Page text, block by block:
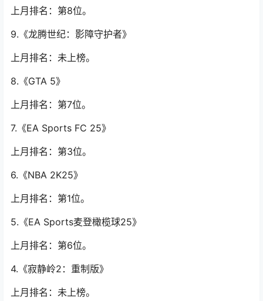
上月排名：第8位。
9.《龙腾世纪：影障守护者》
上月排名：未上榜。
8.《GTA 5》
上月排名：第7位。
7.《EA Sports FC 25》
上月排名：第3位。
6.《NBA 2K25》
上月排名：第1位。
5.《EA Sports麦登橄榄球25》
上月排名：第6位。
4.《寂静岭2：重制版》
上月排名：未上榜。